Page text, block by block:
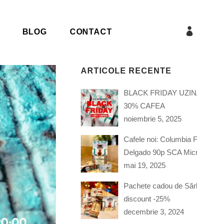
BLOG CONTACT
ARTICOLE RECENTE
BLACK FRIDAY
30% CAFEA
noiembrie 5, 2025
Cafele noi: Columbia
Delgado 90p SCA
mai 19, 2025
Pachete cadou de
discount -25%
decembrie 3, 2024